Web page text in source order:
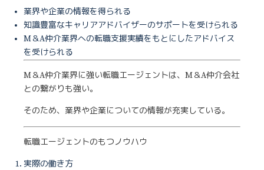
業界や企業の情報を得られる
知識豊富なキャリアアドバイザーのサポートを受けられる
M＆A仲介業界への転職支援実績をもとにしたアドバイス
を受けられる
M＆A仲介業界に強い転職エージェントは、M＆A仲介会社
との繋がりも強い。
そのため、業界や企業についての情報が充実している。
転職エージェントのもつノウハウ
実際の働き方